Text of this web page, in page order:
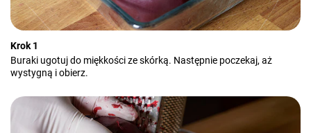
Krok 1
Buraki ugotuj do miękkości ze skórką. Następnie poczekaj, aż
wystygną i obierz.